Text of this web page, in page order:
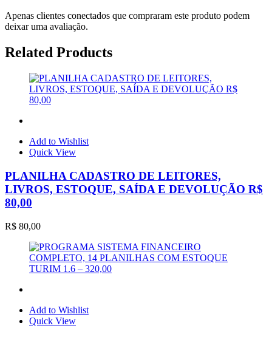
Apenas clientes conectados que compraram este produto podem
deixar uma avaliação.
Related Products
Add to Wishlist
Quick View
PLANILHA CADASTRO DE LEITORES,
LIVROS, ESTOQUE, SAÍDA E DEVOLUÇÃO R$
80,00
R$ 80,00
Add to Wishlist
Quick View